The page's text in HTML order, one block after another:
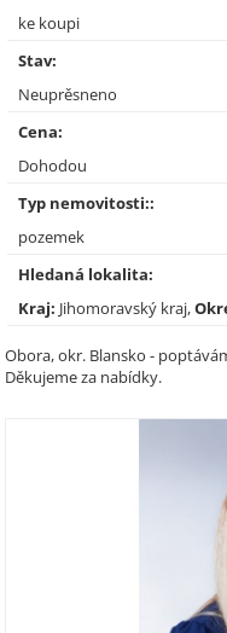
ke koupi
Stav:
Neuprěsneno
Cena:
Dohodou
Typ nemovitosti::
pozemek
Hledaná lokalita:
Kraj: Jihomoravský kraj,
Obora, okr. Blansko -
Děkujeme za nabídky.